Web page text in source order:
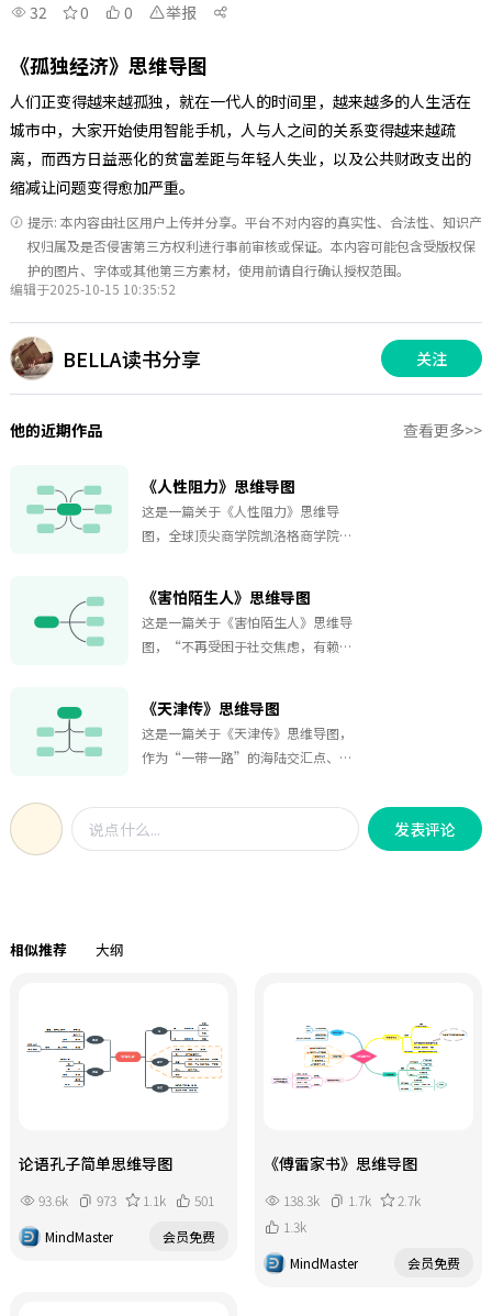
32 0 0 举报
《孤独经济》思维导图
人们正变得越来越孤独，就在一代人的时间里，越来越多的人生活在
城市中，大家开始使用智能手机，人与人之间的关系变得越来越疏
离，而西方日益恶化的贫富差距与年轻人失业，以及公共财政支出的
缩减让问题变得愈加严重。
提示: 本内容由社区用户上传并分享。平台不对内容的真实性、合法性、知识产
权归属及是否侵害第三方权利进行事前审核或保证。本内容可能包含受版权保
护的图片、字体或其他第三方素材，使用前请自行确认授权范围。
编辑于2025-10-15 10:35:52
BELLA读书分享 关注
他的近期作品 查看更多>>
《人性阻力》思维导图
这是一篇关于《人性阻力》思维导
图，全球顶尖商学院凯洛格商学院教
现？为什么产品明明很好，但就是卖
不动？为什么身为管理者想要推行新
政策，员工却消极不想行动？真正让
乏吸引力，而是人性中那些无形却强
大的心理摩擦力。想要激发变革，先
要学会化解那些阻碍创新的力量！本
发，结合商业管理、公益活动、政府
政策制定等多元案例，深入剖析让人
孩子健康成长的父母，抑或想要改变
自己的普通人，这本书都能助你消除
阻力，将其转化为情感助力，顺势而
为。
《害怕陌生人》思维导图
这是一篇关于《害怕陌生人》思维导
图，“不再受困于社交焦虑，有赖于
方，害怕和人打招呼，能发消息绝不
打电话，宁愿在家待着也不想出门，
出门必须戴耳机……你的生活中是否也
社恐患者写的自救指南。书中两位作
者借助多个具体案例，结合其丰富的
《天津传》思维导图
这是一篇关于《天津传》思维导图，
作为“一带一路”的海陆交汇点、海
气之先，文化底蕴深厚、人文景观众
多、生活气息浓郁，呈现出中西合
璧、古今交融、多元多样、开放包容
市精神肖像”等19章20多万字的篇
幅，展现了天津的历史风采、文化多
彩和时代精彩，为丝路百城交流互鉴
留下难忘的天津故事、浓郁的天津风
发表评论
相似推荐 大纲
论语孔子简单思维导图
93.6k 973 1.1k
501
MindMaster
会员免费
《傅雷家书》思维导图
138.3k 1.7k
2.7k
1.3k
MindMaster
会员免费